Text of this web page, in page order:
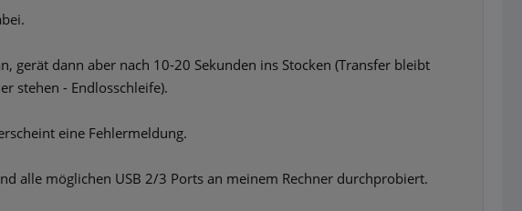
dann aber nach 10-20 Sekunden ins Stocken (Transfer bleibt
stehen - Endlosschleife).
eine Fehlermeldung.
alle möglichen USB 2/3 Ports an meinem Rechner durchprobiert.